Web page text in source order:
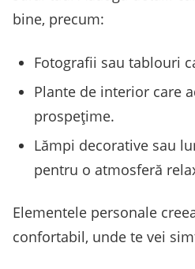
bine, precum:
Fotografii sau tablouri
Plante de interior care
prospețime.
Lămpi decorative sau
pentru o atmosferă
Elementele personale
confortabil, unde te vei